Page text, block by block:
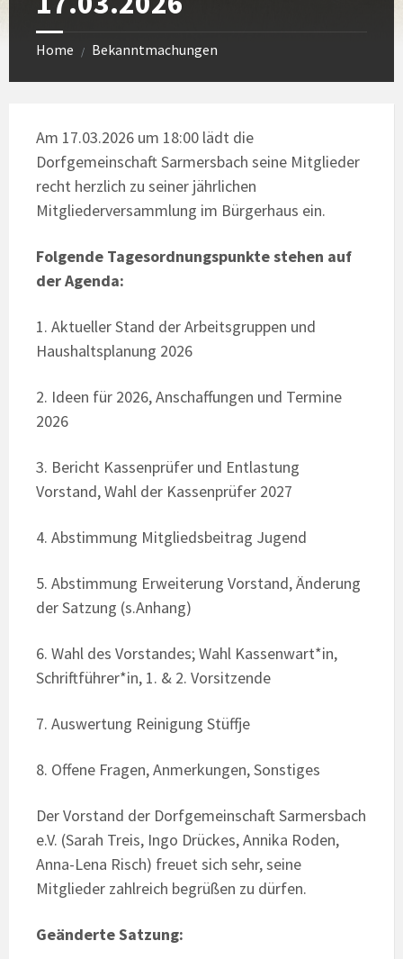
Home / Bekanntmachungen
Am 17.03.2026 um 18:00 lädt die
Dorfgemeinschaft Sarmersbach seine Mitglieder
recht herzlich zu seiner jährlichen
Mitgliederversammlung im Bürgerhaus ein.
Folgende Tagesordnungspunkte stehen auf
der Agenda:
1. Aktueller Stand der Arbeitsgruppen und
Haushaltsplanung 2026
2. Ideen für 2026, Anschaffungen und Termine
2026
3. Bericht Kassenprüfer und Entlastung
Vorstand, Wahl der Kassenprüfer 2027
4. Abstimmung Mitgliedsbeitrag Jugend
5. Abstimmung Erweiterung Vorstand, Änderung
der Satzung (s.Anhang)
6. Wahl des Vorstandes; Wahl Kassenwart*in,
Schriftführer*in, 1. & 2. Vorsitzende
7. Auswertung Reinigung Stüffje
8. Offene Fragen, Anmerkungen, Sonstiges
Der Vorstand der Dorfgemeinschaft Sarmersbach
e.V. (Sarah Treis, Ingo Drückes, Annika Roden,
Anna-Lena Risch) freuet sich sehr, seine
Mitglieder zahlreich begrüßen zu dürfen.
Geänderte Satzung: